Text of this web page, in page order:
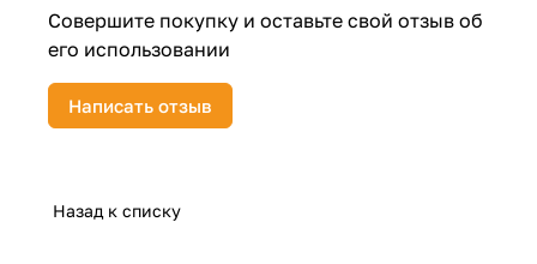
Совершите покупку и оставьте свой отзыв об
его использовании
Написать отзыв
Назад к списку